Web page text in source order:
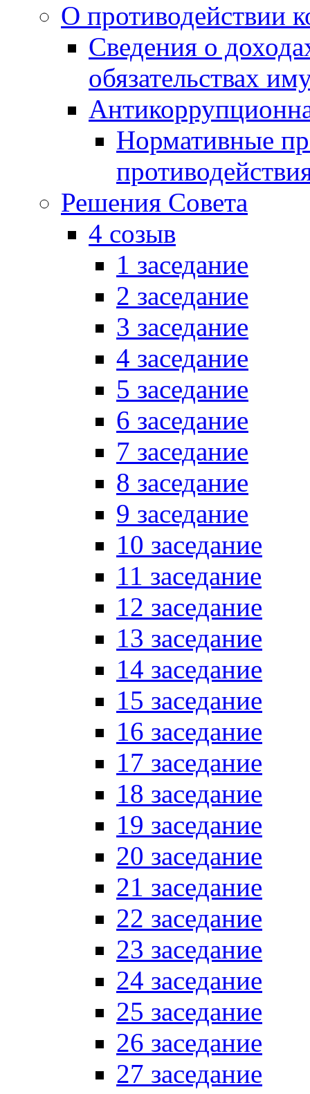
О противодействии
Сведения о
обязательствах
Нормативные
Решения Совета
4 созыв
1 заседание
2 заседание
3 заседание
4 заседание
5 заседание
6 заседание
7 заседание
8 заседание
9 заседание
10 заседание
11 заседание
12 заседание
13 заседание
14 заседание
15 заседание
16 заседание
17 заседание
18 заседание
19 заседание
20 заседание
21 заседание
22 заседание
23 заседание
24 заседание
25 заседание
26 заседание
27 заседание